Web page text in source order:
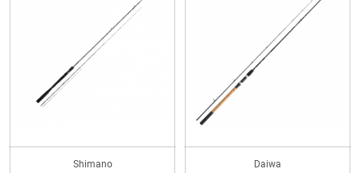
Shimano
Daiwa